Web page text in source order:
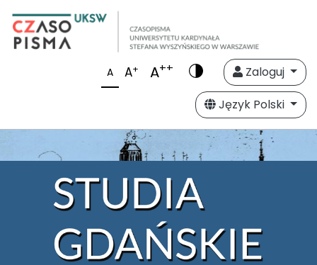
A A+ A++
Zaloguj
Język Polski